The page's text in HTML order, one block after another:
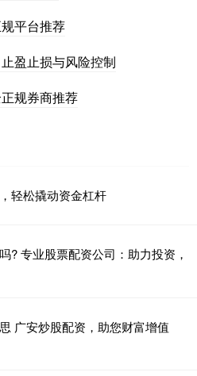
平台推荐
盈止损与风险控制
规券商推荐
轻松撬动资金杠杆
? 专业股票配资公司：助力投资，
广安炒股配资，助您财富增值